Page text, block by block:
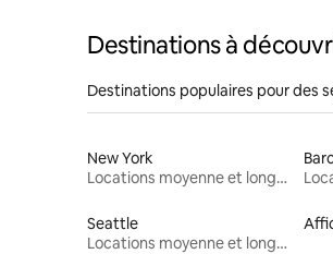
Destinations à
Destinations populaires pour des
New York
Locations moyenne et longue durée
Seattle
Locations moyenne et longue durée